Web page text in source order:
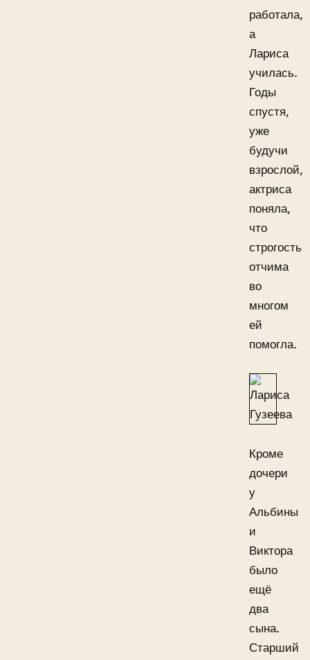
работала,
а
Лариса
училась.
Годы
спустя,
уже
будучи
взрослой,
актриса
поняла,
что
строгость
отчима
во
многом
ей
помогла.
Кроме
дочери
у
Альбины
и
Виктора
было
ещё
два
сына.
Старший